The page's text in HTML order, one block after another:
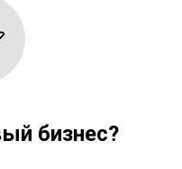
бизнес?